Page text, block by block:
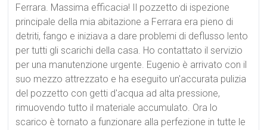
Ferrara. Massima efficacia! Il pozzetto di ispezione
principale della mia abitazione a Ferrara era pieno di
detriti, fango e iniziava a dare problemi di deflusso lento
per tutti gli scarichi della casa. Ho contattato il servizio
per una manutenzione urgente. Eugenio è arrivato con il
suo mezzo attrezzato e ha eseguito un'accurata pulizia
del pozzetto con getti d'acqua ad alta pressione,
rimuovendo tutto il materiale accumulato. Ora lo
scarico è tornato a funzionare alla perfezione in tutte le